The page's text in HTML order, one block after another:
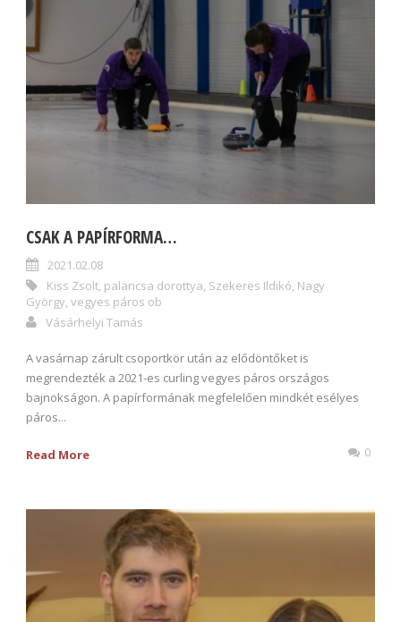
CSAK A PAPÍRFORMA…
2021.02.08
Kiss Zsolt, palancsa dorottya, Szekeres Ildikó, Nagy
György, vegyes páros ob
Vásárhelyi Tamás
A vasárnap zárult csoportkör után az elődöntőket is
megrendezték a 2021-es curling vegyes páros országos
bajnokságon. A papírformának megfelelően mindkét esélyes
páros...
Read More 0